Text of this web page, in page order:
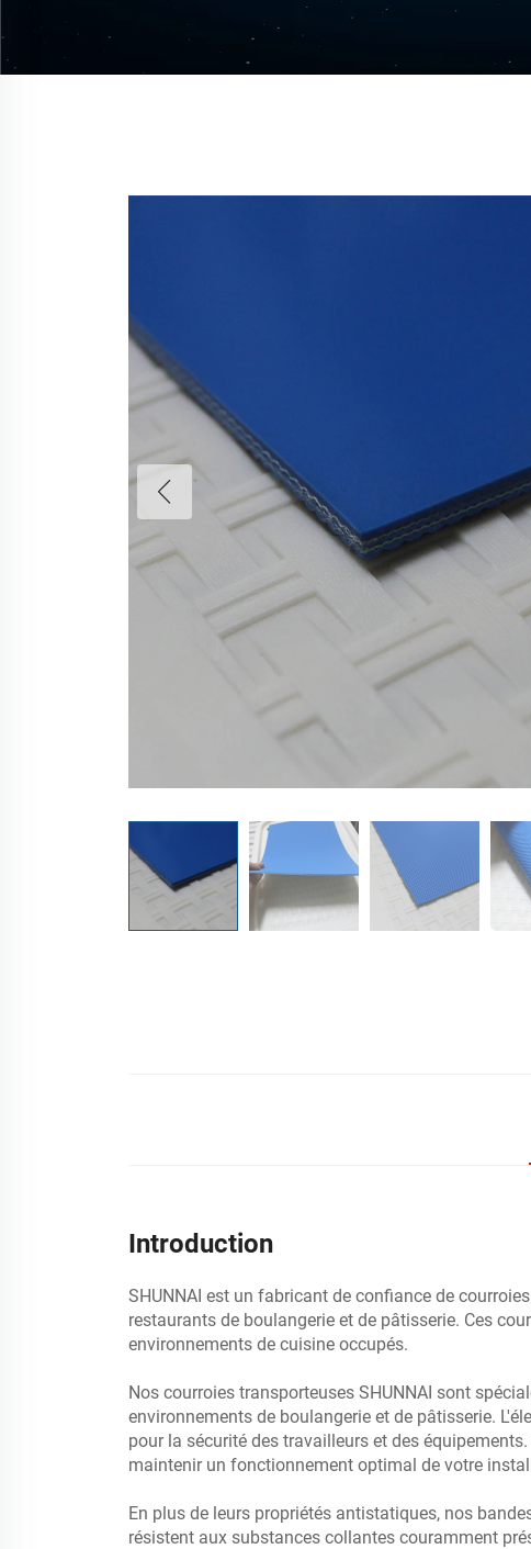
Introduction
SHUNNAI est un fabricant de confiance de
restaurants de boulangerie et de pâtisserie. Ces
environnements de cuisine occupés.
Nos courroies transporteuses SHUNNAI sont
environnements de boulangerie et de pâtisserie.
pour la sécurité des travailleurs et des
maintenir un fonctionnement optimal de votre
En plus de leurs propriétés antistatiques, nos
résistent aux substances collantes couramment